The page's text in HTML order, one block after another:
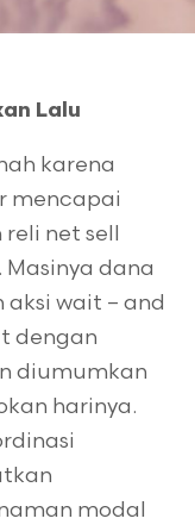
Lalu
karena
mencapai
net sell
dana
wait – and
dengan
diumumkan
harinya.
modal